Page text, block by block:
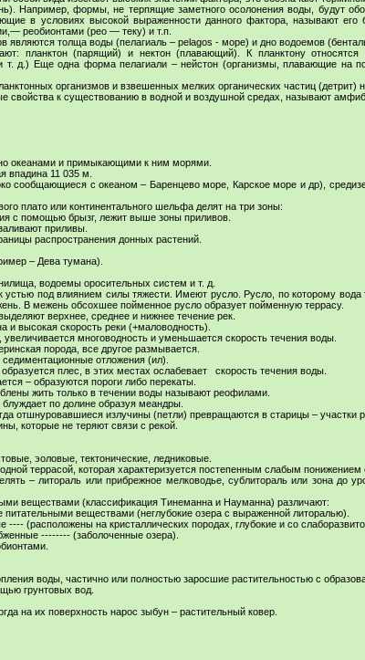
Например, формы, не терпящие заметного осолонения воды, будут
в условиях высокой выраженности данного фактора, называют
реобионтами (рео — теку) и т.п.
толща воды (пелагиаль – pelagos - море) и дно водоемов
планктон (парящий) и нектон (плавающий). К планктону
т. д.) Еще одна форма пелагиали – нейстон (организмы, плавающие на
организмов и взвешенных мелких органических частиц (детрит)
свойства к существованию в водной и воздушной средах, называют
океанами и примыкающими к ним морями.
впадина 11 035 м.
сообщающиеся с океаном – Баренцево море, Карское море и др),
плато или континентального шельфа делят на три зоны:
с помощью брызг, лежит выше зоны приливов.
приливы.
распространения донных растений.
– Дева тумана).
водоемы оросительных систем и т. д.
под влиянием силы тяжести. Имеют русло. Русло, по которому вода
В межень обсохшее пойменное русло образует пойменную террасу.
верхнее, среднее и нижнее течение рек.
и высокая скорость реки (+маловодность).
многоводность и уменьшается скорость течения воды.
порода, все другое размывается.
отложения (ил).
плес, в этих местах ослабевает скорость течения воды.
– образуются пороги либо перекаты.
жить только в течении воды называют реофилами.
по долине образуя меандры.
отшнуровавшиеся излучины (петли) превращаются в старицы – участки
которые не теряют связи с рекой.
эоловые, тектонические, ледниковые.
террасой, которая характеризуется постепенным слабым понижением
– литораль или прибрежное мелководье, сублитораль или зона до
веществами (классификация Тинеманна и Науманна) различают:
веществами (неглубокие озера с выраженной литоралью).
(расположены на кристаллических породах, глубокие и со
-------- (заболоченные озера).
воды, частично или полностью заросшие растительностью с
грунтовых вод.
на их поверхность нарос зыбун – растительный ковер.